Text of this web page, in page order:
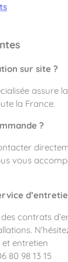
sur site ?
assure
la France.
?
vous
contrats
entretien
80 98 13 15